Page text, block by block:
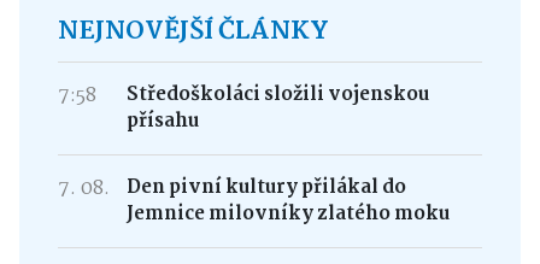
NEJNOVĚJŠÍ ČLÁNKY
7:58
Středoškoláci složili vojenskou
přísahu
7. 08.
Den pivní kultury přilákal do
Jemnice milovníky zlatého moku